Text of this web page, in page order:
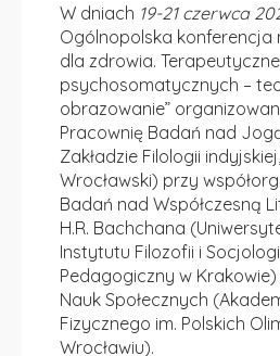
W dniach 19-21 czerwca
Ogólnopolska konferencja
dla zdrowia.
psychosomatycznych –
obrazowanie”
Pracownię Badań nad
Zakładzie Filologii
Wrocławski) przy
Badań nad Współczesną
H.R. Bachchana
Instytutu Filozofii i
Pedagogiczny w
Nauk Społecznych
Fizycznego im. Polskich
Wrocławiu).